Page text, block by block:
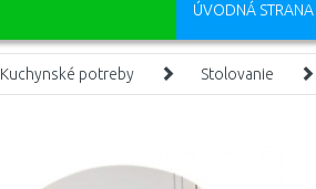
ÚVODNÁ STRANA
Kuchynské potreby Stolovanie